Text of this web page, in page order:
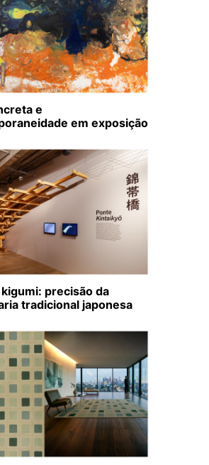
e
em exposição
precisão da
tradicional japonesa